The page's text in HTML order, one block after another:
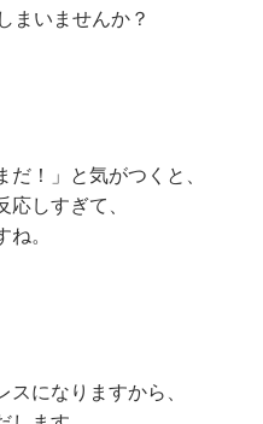
まいませんか？
だ！」と気がつくと、
しすぎて、
。
になりますから、